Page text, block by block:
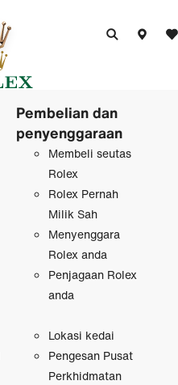
Pembelian dan
penyenggaraan
Membeli seutas
Rolex
Rolex Pernah
Milik Sah
Menyenggara
Rolex anda
Penjagaan Rolex
anda
Lokasi kedai
Pengesan Pusat
Perkhidmatan